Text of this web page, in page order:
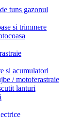
tuns gazonul
si trimmere
si acumulatori
/ motoferastraie
lanturi